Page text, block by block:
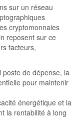
sur un réseau
cryptomonnaies
reposent sur ce
facteurs,
poste de dépense, la
pour maintenir
énergétique et la
la rentabilité à long